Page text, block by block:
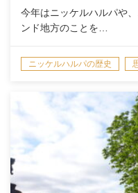
今年はニッケルハルパや
ンド地方のことを…
ニッケルハルパの歴史